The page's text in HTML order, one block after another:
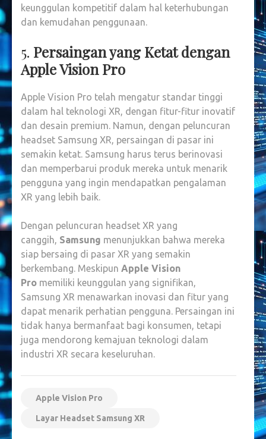
keunggulan kompetitif dalam hal keterhubungan
dan kemudahan penggunaan.
5. Persaingan yang Ketat dengan
Apple Vision Pro
Apple Vision Pro telah mengatur standar tinggi
dalam hal teknologi XR, dengan fitur-fitur inovatif
dan desain premium. Namun, dengan peluncuran
headset Samsung XR, persaingan di pasar ini
semakin ketat. Samsung harus terus berinovasi
dan memperbarui produk mereka untuk menarik
pengguna yang ingin mendapatkan pengalaman
XR yang lebih baik.
Dengan peluncuran headset XR yang
canggih, Samsung menunjukkan bahwa mereka
siap bersaing di pasar XR yang semakin
berkembang. Meskipun Apple Vision
Pro memiliki keunggulan yang signifikan,
Samsung XR menawarkan inovasi dan fitur yang
dapat menarik perhatian pengguna. Persaingan ini
tidak hanya bermanfaat bagi konsumen, tetapi
juga mendorong kemajuan teknologi dalam
industri XR secara keseluruhan.
Apple Vision Pro
Layar Headset Samsung XR